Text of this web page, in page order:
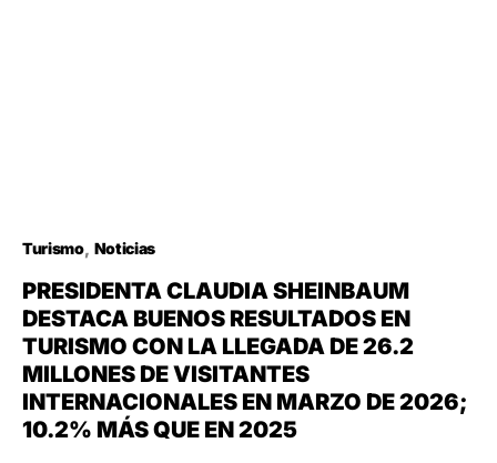
Turismo Noticias
PRESIDENTA CLAUDIA SHEINBAUM
DESTACA BUENOS RESULTADOS EN
TURISMO CON LA LLEGADA DE 26.2
MILLONES DE VISITANTES
INTERNACIONALES EN MARZO DE 2026;
10.2% MÁS QUE EN 2025